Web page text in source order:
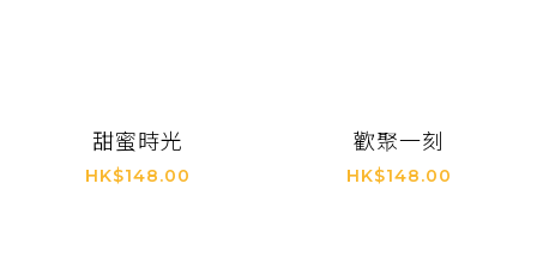
甜蜜時光
HK$148.00
歡聚一刻
HK$148.00